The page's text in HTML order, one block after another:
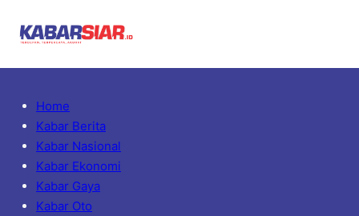
Home
Kabar Berita
Kabar Nasional
Kabar Ekonomi
Kabar Gaya
Kabar Oto